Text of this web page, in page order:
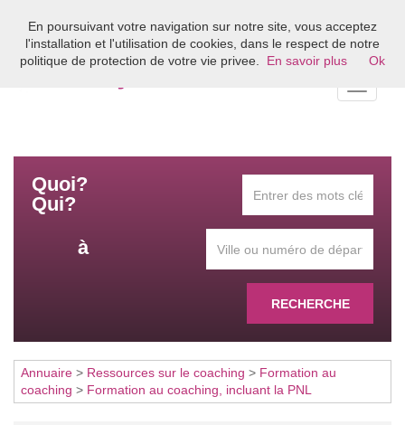
Bienvenue sur l'annuaire du coaching en France
Quoi?
Qui?
à
RECHERCHE
Annuaire > Ressources sur le coaching > Formation au
coaching > Formation au coaching, incluant la PNL
En poursuivant votre navigation sur notre site, vous acceptez
l'installation et l'utilisation de cookies, dans le respect de notre
politique de protection de votre vie privee.
En savoir plus Ok